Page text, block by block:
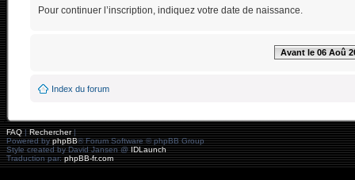
Pour continuer l’inscription, indiquez votre date de naissance.
Avant le 06 Aoû
Index du forum
FAQ|Rechercher|
Powered byphpBB® Forum Software © phpBB Group
Style created by David Jansen @IDLaunch
Traduction par:phpBB-fr.com